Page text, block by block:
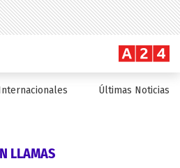
Últimas Noticias
LLAMAS